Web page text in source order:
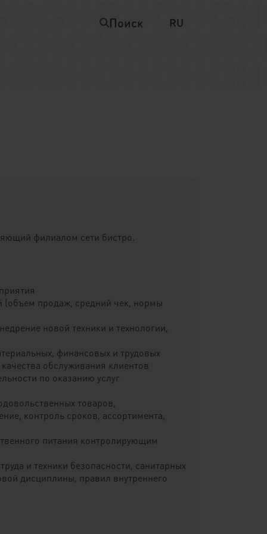
Поиск RU
филиалом сети бистро.
(объем продаж, средний чек, нормы
новой техники и технологии,
финансовых и трудовых
обслуживания клиентов
по оказанию услуг
товаров,
контроль сроков, ассортимента,
питания контролирующим
и техники безопасности, санитарных
дисциплины, правил внутреннего